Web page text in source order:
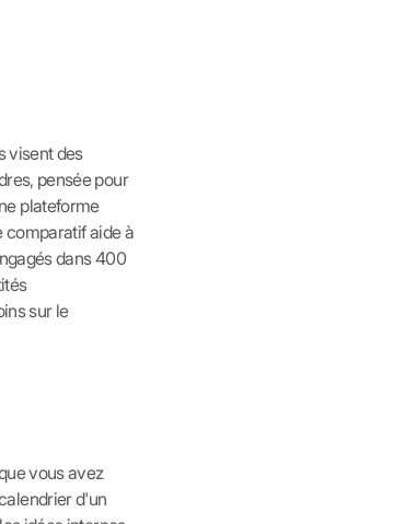
visent des
pensée pour
plateforme
comparatif aide à
dans 400
sur le
vous avez
d'un